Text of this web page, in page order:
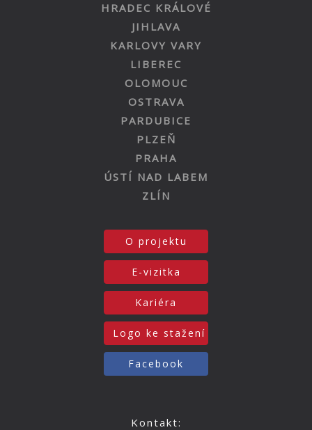
HRADEC KRÁLOVÉ
JIHLAVA
KARLOVY VARY
LIBEREC
OLOMOUC
OSTRAVA
PARDUBICE
PLZEŇ
PRAHA
ÚSTÍ NAD LABEM
ZLÍN
O projektu
E-vizitka
Kariéra
Logo ke stažení
Facebook
Kontakt: